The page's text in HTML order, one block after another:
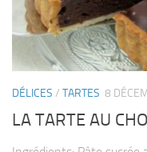
DÉLICES / TARTES 8
LA TARTE AU